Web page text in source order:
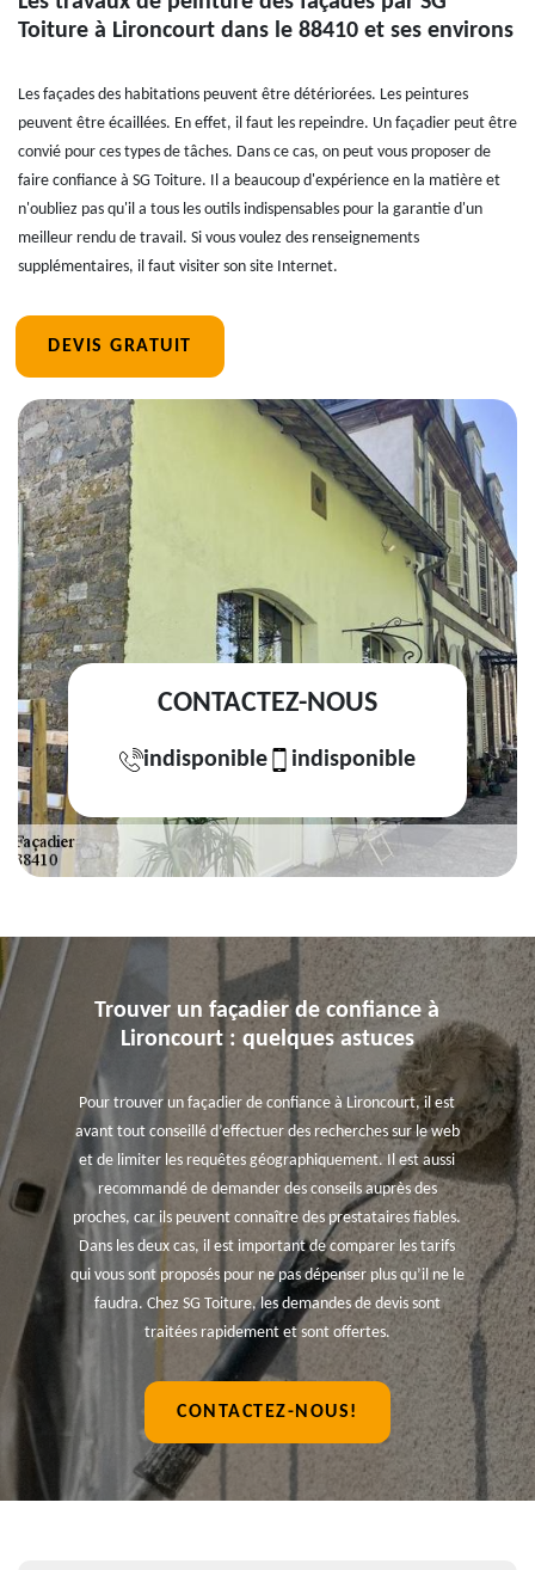
Toiture à Lironcourt dans le 88410 et ses environs
Les façades des habitations peuvent être détériorées. Les peintures
peuvent être écaillées. En effet, il faut les repeindre. Un façadier peut être
convié pour ces types de tâches. Dans ce cas, on peut vous proposer de
faire confiance à SG Toiture. Il a beaucoup d'expérience en la matière et
n'oubliez pas qu'il a tous les outils indispensables pour la garantie d'un
meilleur rendu de travail. Si vous voulez des renseignements
supplémentaires, il faut visiter son site Internet.
DEVIS GRATUIT
CONTACTEZ-NOUS
indisponible indisponible
Trouver un façadier de confiance à
Lironcourt : quelques astuces
Pour trouver un façadier de confiance à Lironcourt, il est
avant tout conseillé d’effectuer des recherches sur le web
et de limiter les requêtes géographiquement. Il est aussi
recommandé de demander des conseils auprès des
proches, car ils peuvent connaître des prestataires fiables.
Dans les deux cas, il est important de comparer les tarifs
qui vous sont proposés pour ne pas dépenser plus qu’il ne le
faudra. Chez SG Toiture, les demandes de devis sont
traitées rapidement et sont offertes.
CONTACTEZ-NOUS!